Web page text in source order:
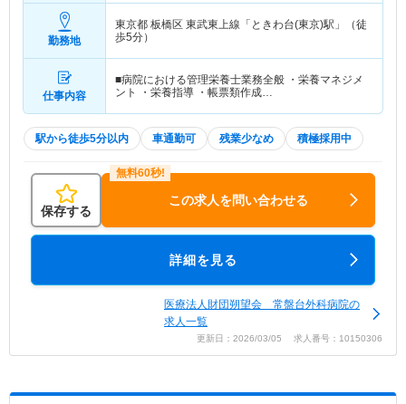
勤務地
東京都 板橋区 東武東上線「ときわ台(東京)駅」（徒
歩5分）
仕事内容
■病院における管理栄養士業務全般 ・栄養マネジメ
ント ・栄養指導 ・帳票類作成…
駅から徒歩5分以内 車通勤可 残業少なめ 積極採用中
保存する
この求人を問い合わせる
詳細を見る
医療法人財団朔望会 常盤台外科病院の
求人一覧
更新日：2026/03/05 求人番号：10150306